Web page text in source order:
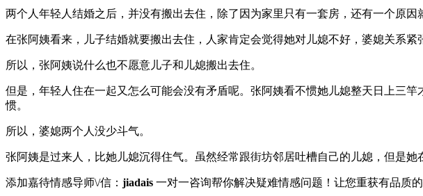
两个人年轻人结婚之后，并没有搬出去住，除了因为家里只有一套房，还有一个原因
在张阿姨看来，儿子结婚就要搬出去住，人家肯定会觉得她对儿媳不好，婆媳关系紧
所以，张阿姨说什么也不愿意儿子和儿媳搬出去住。
但是，年轻人住在一起又怎么可能会没有矛盾呢。张阿姨看不惯她儿媳整天日上三
惯。
所以，婆媳两个人没少斗气。
张阿姨是过来人，比她儿媳沉得住气。虽然经常跟街坊邻居吐槽自己的儿媳，但是她
添加嘉待情感导师\/信： jiadais 一对一咨询帮你解决疑难情感问题！让您重获有品质的